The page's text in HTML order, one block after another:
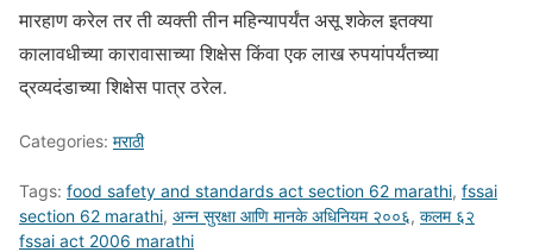
मारहाण करेल तर ती व्यक्ती तीन महिन्यापर्यंत असू शकेल इतक्या
कालावधीच्या कारावासाच्या शिक्षेस किंवा एक लाख रुपयांपर्यंतच्या
द्रव्यदंडाच्या शिक्षेस पात्र ठरेल.
Categories: मराठी
Tags: food safety and standards act section 62 marathi, fssai
section 62 marathi, अन्न सुरक्षा आणि मानके अधिनियम २००६, कलम ६२
fssai act 2006 marathi